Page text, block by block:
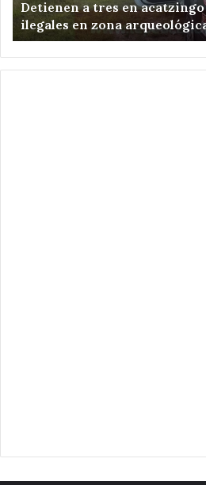
en
zona
arqueológica.
Detienen a tres en
ilegales en zona